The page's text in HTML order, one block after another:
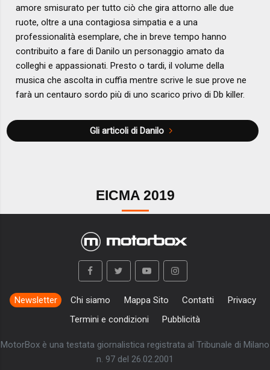
amore smisurato per tutto ciò che gira attorno alle due
ruote, oltre a una contagiosa simpatia e a una
professionalità esemplare, che in breve tempo hanno
contribuito a fare di Danilo un personaggio amato da
colleghi e appassionati. Presto o tardi, il volume della
musica che ascolta in cuffia mentre scrive le sue prove ne
farà un centauro sordo più di uno scarico privo di Db killer.
Gli articoli di Danilo
EICMA 2019
Newsletter Chi siamo Mappa Sito Contatti
Privacy
Termini e condizioni
Pubblicità
MotorBox è una testata giornalistica registrata al Tribunale di Milano
n. 97 del 26.02.2001